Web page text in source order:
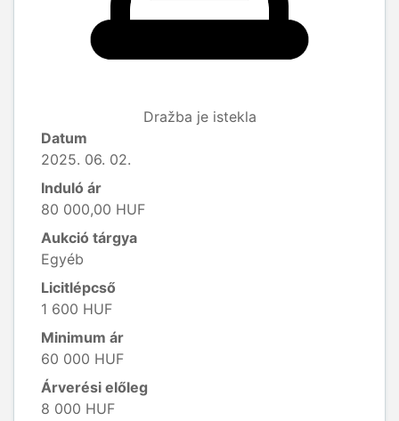
Dražba je istekla
Datum
2025. 06. 02.
Induló ár
80 000,00 HUF
Aukció tárgya
Egyéb
Licitlépcső
1 600 HUF
Minimum ár
60 000 HUF
Árverési előleg
8 000 HUF